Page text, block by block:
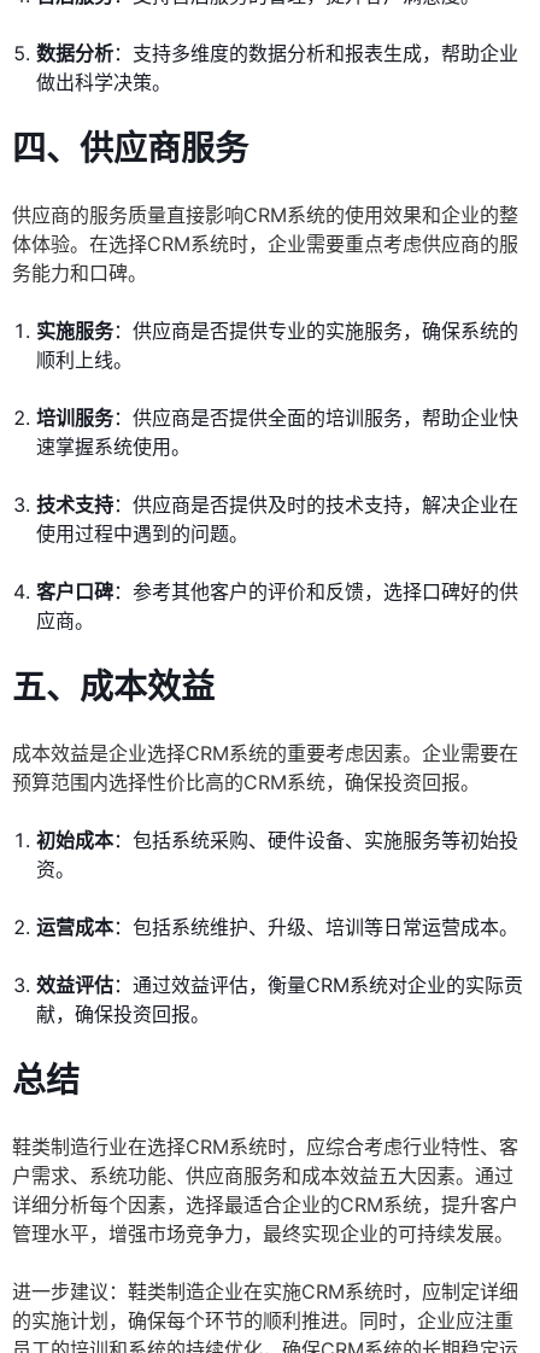
数据分析：支持多维度的数据分析和报表生成，帮助企业
做出科学决策。
四、供应商服务
供应商的服务质量直接影响CRM系统的使用效果和企业的整
体体验。在选择CRM系统时，企业需要重点考虑供应商的服
务能力和口碑。
实施服务：供应商是否提供专业的实施服务，确保系统的
顺利上线。
培训服务：供应商是否提供全面的培训服务，帮助企业快
速掌握系统使用。
技术支持：供应商是否提供及时的技术支持，解决企业在
使用过程中遇到的问题。
客户口碑：参考其他客户的评价和反馈，选择口碑好的供
应商。
五、成本效益
成本效益是企业选择CRM系统的重要考虑因素。企业需要在
预算范围内选择性价比高的CRM系统，确保投资回报。
初始成本：包括系统采购、硬件设备、实施服务等初始投
资。
运营成本：包括系统维护、升级、培训等日常运营成本。
效益评估：通过效益评估，衡量CRM系统对企业的实际贡
献，确保投资回报。
总结
鞋类制造行业在选择CRM系统时，应综合考虑行业特性、客
户需求、系统功能、供应商服务和成本效益五大因素。通过
详细分析每个因素，选择最适合企业的CRM系统，提升客户
管理水平，增强市场竞争力，最终实现企业的可持续发展。
进一步建议：鞋类制造企业在实施CRM系统时，应制定详细
的实施计划，确保每个环节的顺利推进。同时，企业应注重